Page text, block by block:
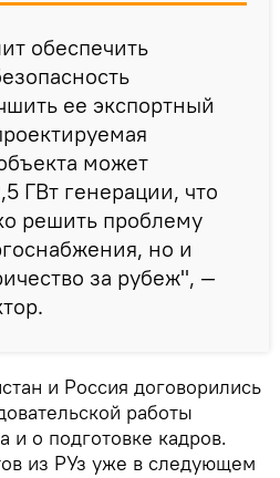
обеспечить
ее экспортный
может
ГВт генерации, что
решить проблему
но и
за рубеж", —
и Россия договорились
работы
и о подготовке кадров.
из РУз уже в следующем